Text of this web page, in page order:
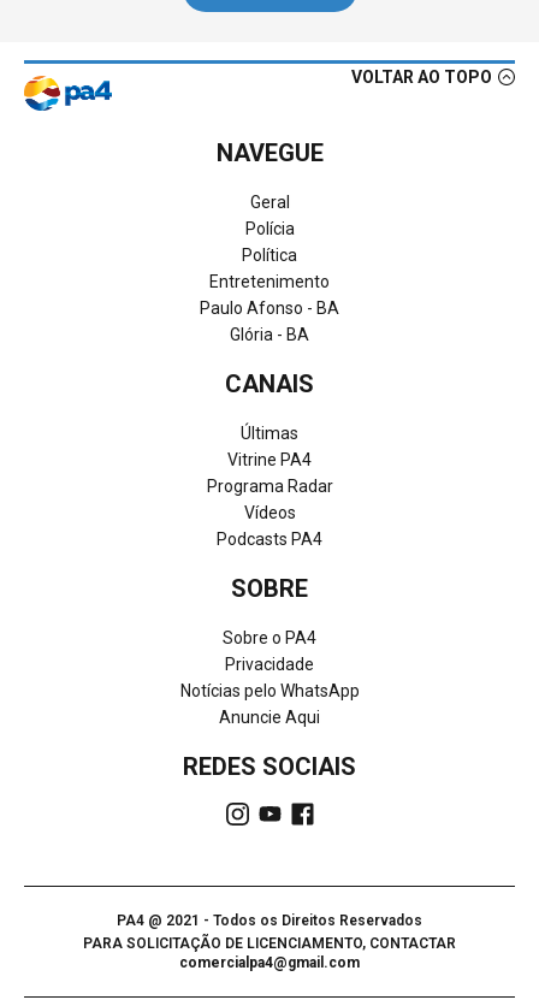
VOLTAR AO TOPO
NAVEGUE
Geral
Polícia
Política
Entretenimento
Paulo Afonso - BA
Glória - BA
CANAIS
Últimas
Vitrine PA4
Programa Radar
Vídeos
Podcasts PA4
SOBRE
Sobre o PA4
Privacidade
Notícias pelo WhatsApp
Anuncie Aqui
REDES SOCIAIS
PA4 @ 2021 - Todos os Direitos Reservados
PARA SOLICITAÇÃO DE LICENCIAMENTO, CONTACTAR
comercialpa4@gmail.com